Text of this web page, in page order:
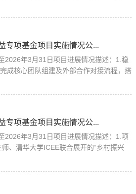
专项基金项目实施情况公...
2026年3月31日项目进展情况描述：1.稳
成核心团队组建及外部合作对接流程，搭
专项基金项目实施情况公...
2026年3月31日项目进展情况描述：1.项
、清华大学ICEE联合展开的“乡村振兴